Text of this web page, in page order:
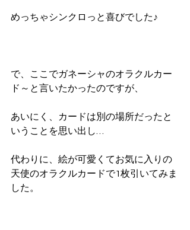
めっちゃシンクロっと喜びでした♪
で、ここでガネーシャのオラクルカー
ド～と言いたかったのですが、
あいにく、カードは別の場所だったと
いうことを思い出し…
代わりに、絵が可愛くてお気に入りの
天使のオラクルカードで1枚引いてみま
した。